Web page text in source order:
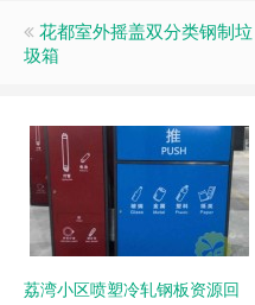
花都室外摇盖双分类钢制垃
圾箱
荔湾小区喷塑冷轧钢板资源回